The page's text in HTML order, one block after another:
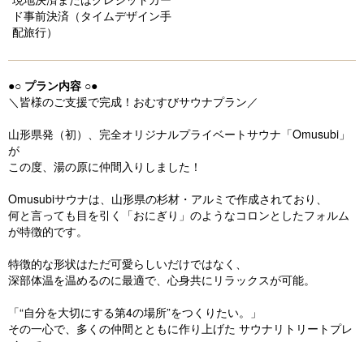
s
ド事前決済（タイムデザイン手
配旅行）
●○ プラン内容 ○●
＼皆様のご支援で完成！おむすびサウナプラン／
山形県発（初）、完全オリジナルプライベートサウナ「Omusubi」
が
この度、湯の原に仲間入りしました！
Omusubiサウナは、山形県の杉材・アルミで作成されており、
何と言っても目を引く「おにぎり」のようなコロンとしたフォルム
が特徴的です。
特徴的な形状はただ可愛らしいだけではなく、
深部体温を温めるのに最適で、心身共にリラックスが可能。
「“自分を大切にする第4の場所”をつくりたい。」
その一心で、多くの仲間とともに作り上げた サウナリトリートプレ